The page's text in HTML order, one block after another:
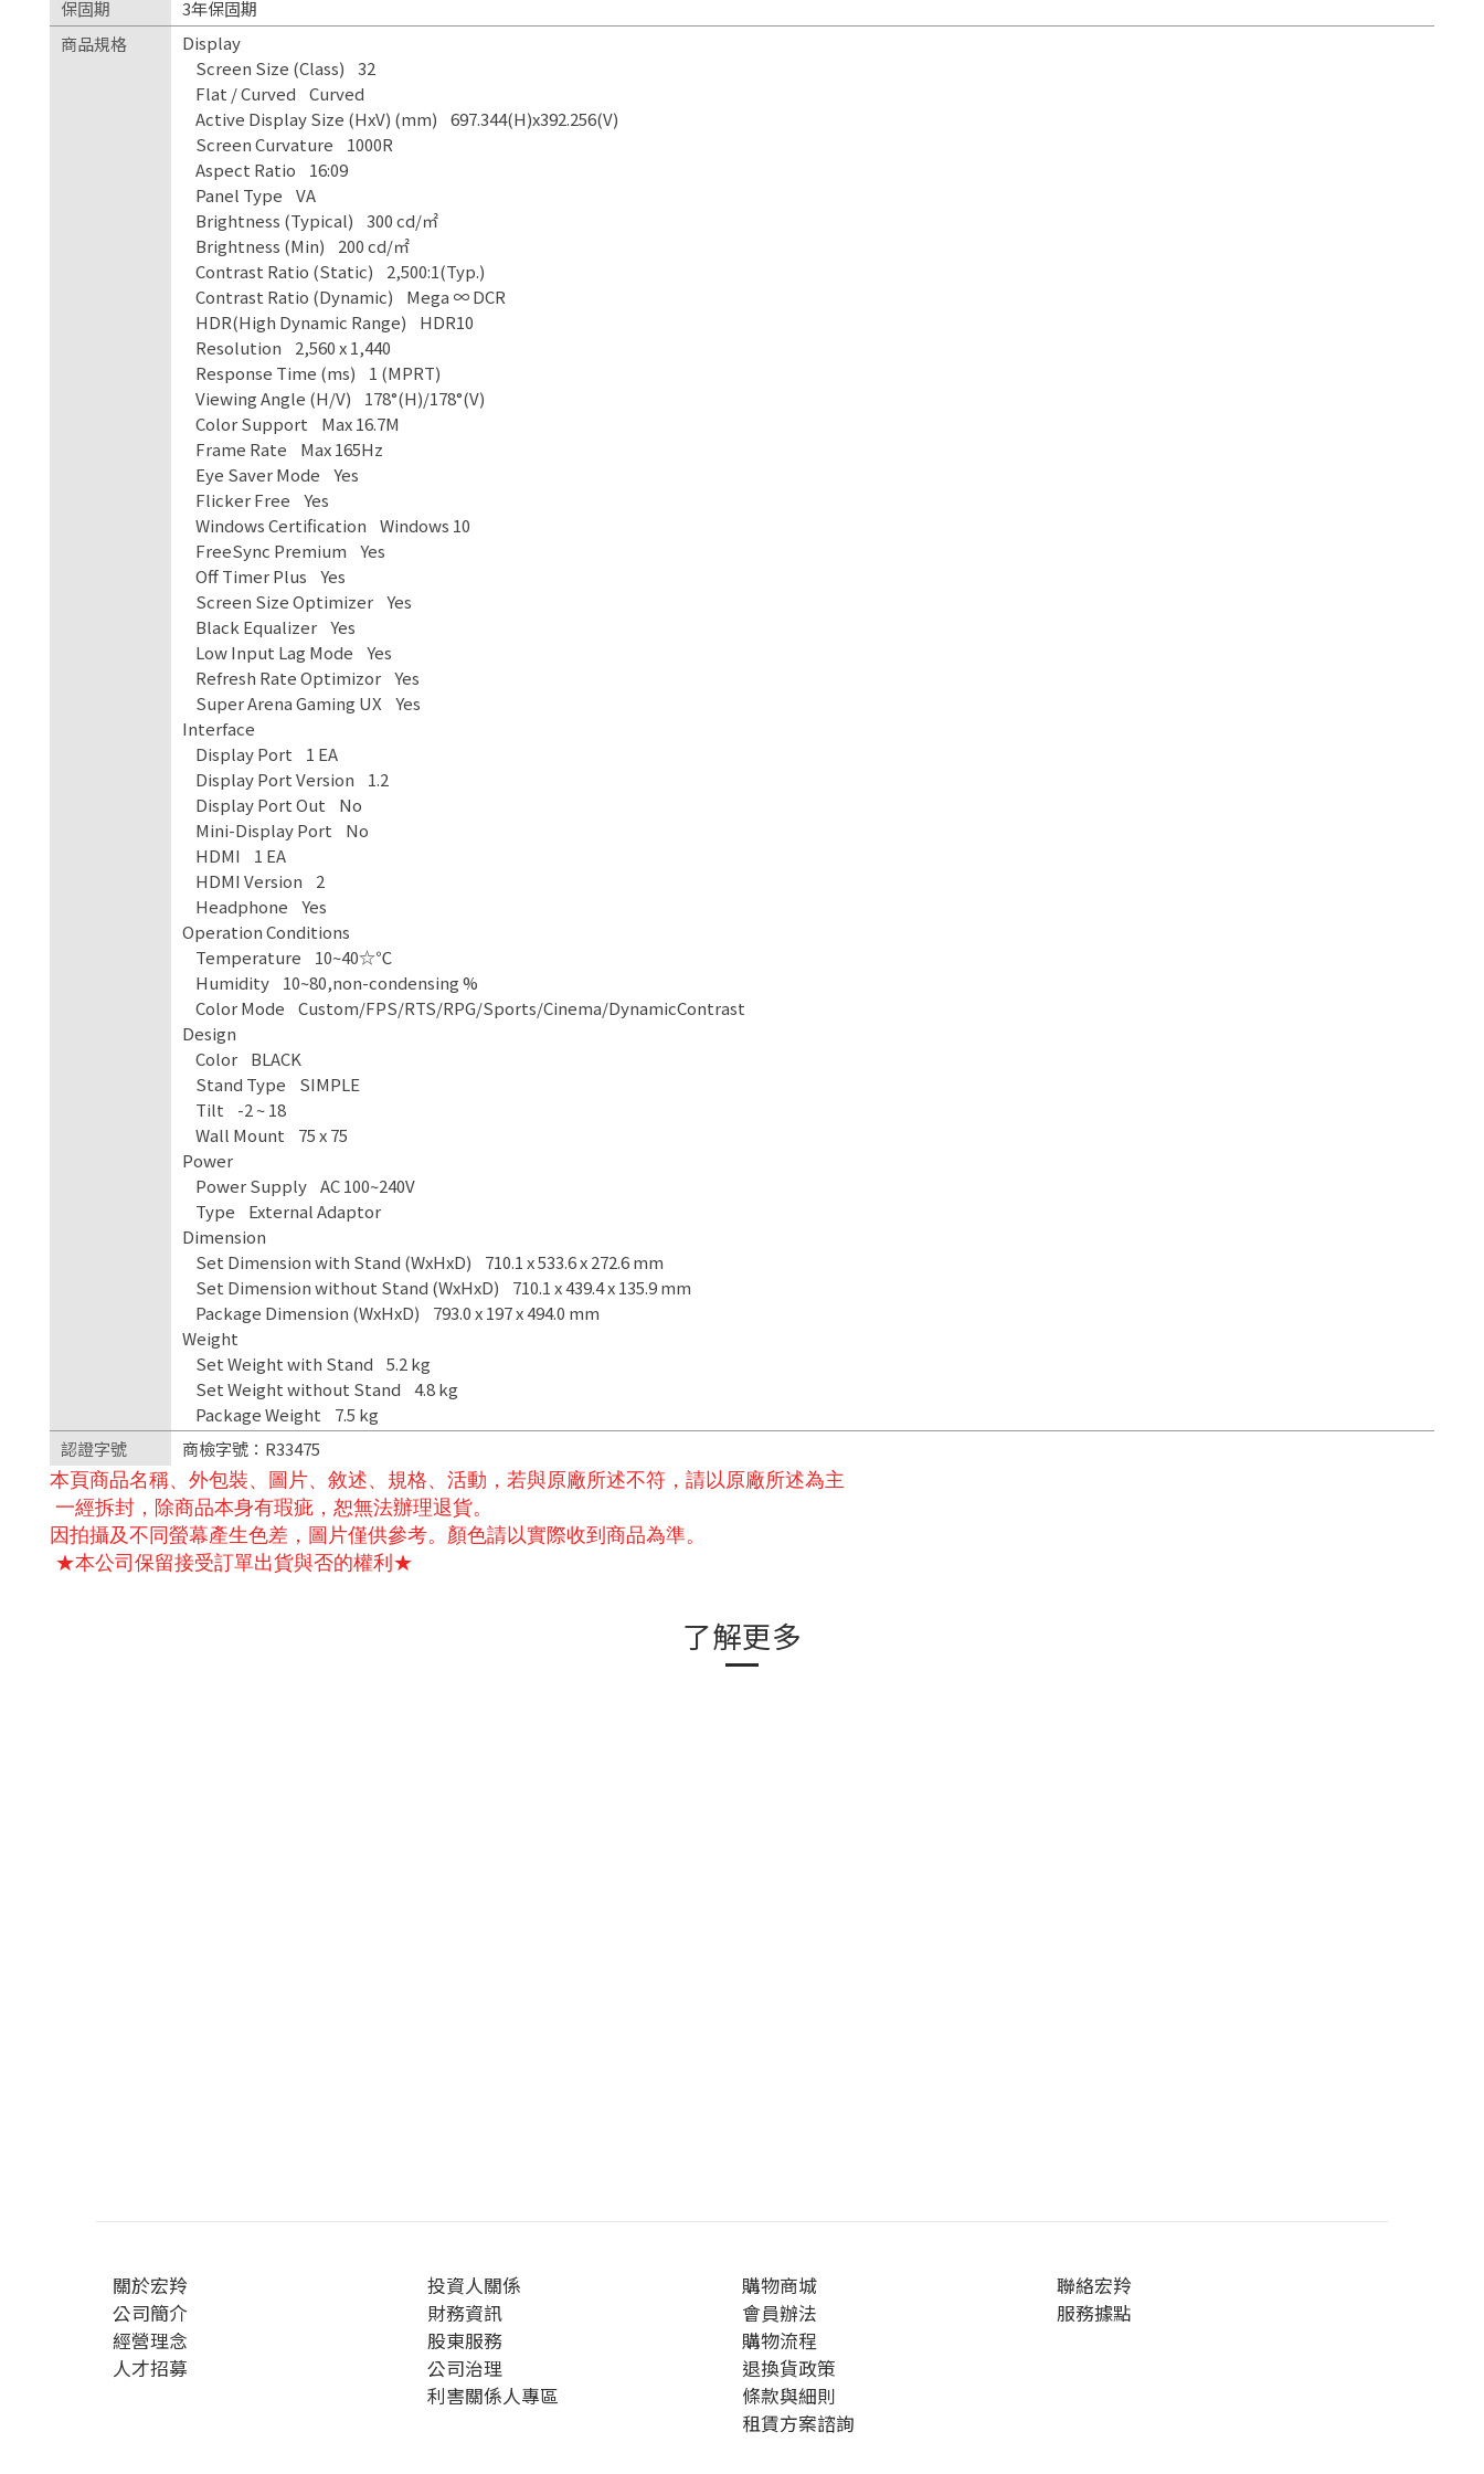
保固期
3年保固期
商品規格
Display
Screen Size (Class) 32
Flat / Curved Curved
Active Display Size (HxV) (mm) 697.344(H)x392.256(V)
Screen Curvature 1000R
Aspect Ratio 16:09
Panel Type VA
Brightness (Typical) 300 cd/㎡
Brightness (Min) 200 cd/㎡
Contrast Ratio (Static) 2,500:1(Typ.)
Contrast Ratio (Dynamic) Mega ∞ DCR
HDR(High Dynamic Range) HDR10
Resolution 2,560 x 1,440
Response Time (ms) 1 (MPRT)
Viewing Angle (H/V) 178°(H)/178°(V)
Color Support Max 16.7M
Frame Rate Max 165Hz
Eye Saver Mode Yes
Flicker Free Yes
Windows Certification Windows 10
FreeSync Premium Yes
Off Timer Plus Yes
Screen Size Optimizer Yes
Black Equalizer Yes
Low Input Lag Mode Yes
Refresh Rate Optimizor Yes
Super Arena Gaming UX Yes
Interface
Display Port 1 EA
Display Port Version 1.2
Display Port Out No
Mini-Display Port No
HDMI 1 EA
HDMI Version 2
Headphone Yes
Operation Conditions
Temperature 10~40☆℃
Humidity 10~80,non-condensing %
Color Mode Custom/FPS/RTS/RPG/Sports/Cinema/DynamicContrast
Design
Color BLACK
Stand Type SIMPLE
Tilt -2 ~ 18
Wall Mount 75 x 75
Power
Power Supply AC 100~240V
Type External Adaptor
Dimension
Set Dimension with Stand (WxHxD) 710.1 x 533.6 x 272.6 mm
Set Dimension without Stand (WxHxD) 710.1 x 439.4 x 135.9 mm
Package Dimension (WxHxD) 793.0 x 197 x 494.0 mm
Weight
Set Weight with Stand 5.2 kg
Set Weight without Stand 4.8 kg
Package Weight 7.5 kg
認證字號
商檢字號：R33475
本頁商品名稱、外包裝、圖片、敘述、規格、活動，若與原廠所述不符，請以原廠所述為主
一經拆封，除商品本身有瑕疵，恕無法辦理退貨。
因拍攝及不同螢幕產生色差，圖片僅供參考。顏色請以實際收到商品為準。
★本公司保留接受訂單出貨與否的權利★
了解更多
關於宏羚
公司簡介
經營理念
人才招募
投資人關係
財務資訊
股東服務
公司治理
利害關係人專區
購物商城
會員辦法
購物流程
退換貨政策
條款與細則
租賃方案諮詢
聯絡宏羚
服務據點